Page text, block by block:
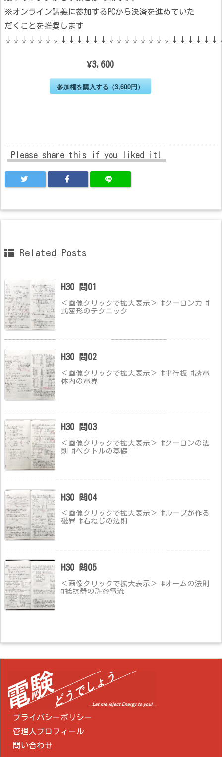
※オンライン講義に参加するPCから決済を進めていた
だくことを推奨します
¥3,600
参加権を購入する（3,600円）
Please share this if you liked it!
Related Posts
H30 問01
＜画像クリックで拡大表示＞ #クーロン力 #
式変形のテクニック
H30 問02
＜画像クリックで拡大表示＞ #平行板 #誘電
体内の電界
H30 問03
＜画像クリックで拡大表示＞ #クーロンの法
則 #ベクトルの基礎
H30 問04
＜画像クリックで拡大表示＞ #ループが作る
磁界 #右ねじの法則
H30 問05
＜画像クリックで拡大表示＞ #オームの法則
#抵抗器の許容電流
プライバシーポリシー
管理人プロフィール
問い合わせ